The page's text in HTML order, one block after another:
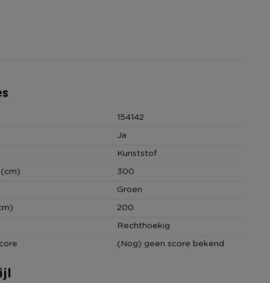
154142
Ja
Kunststof
300
Groen
200
Rechthoekig
(Nog) geen score bekend